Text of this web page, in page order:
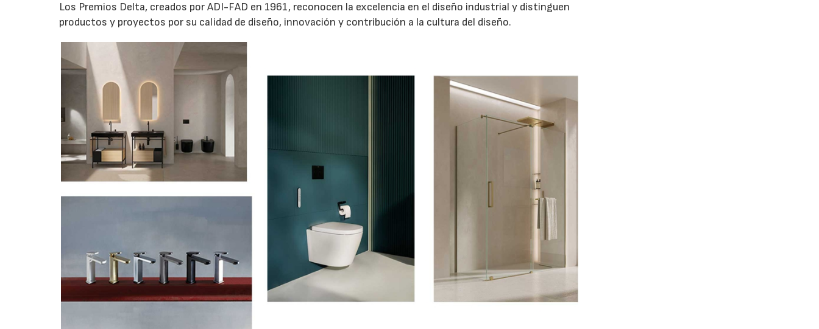
Los Premios Delta, creados por ADI-FAD en 1961, reconocen la excelencia en el diseño industrial y distinguen
productos y proyectos por su calidad de diseño, innovación y contribución a la cultura del diseño.